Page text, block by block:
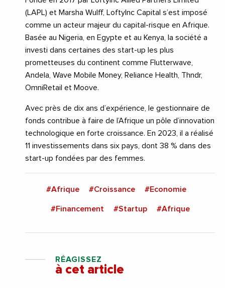
(LAPL) et Marsha Wulff, LoftyInc Capital s’est imposé
comme un acteur majeur du capital-risque en Afrique.
Basée au Nigeria, en Egypte et au Kenya, la société a
investi dans certaines des start-up les plus
prometteuses du continent comme Flutterwave,
Andela, Wave Mobile Money, Reliance Health, Thndr,
OmniRetail et Moove.
Avec près de dix ans d’expérience, le gestionnaire de
fonds contribue à faire de l’Afrique un pôle d’innovation
technologique en forte croissance. En 2023, il a réalisé
11 investissements dans six pays, dont 38 % dans des
start-up fondées par des femmes.
#Afrique #Croissance #Economie
#Financement #Startup #Afrique
RÉAGISSEZ
à cet article